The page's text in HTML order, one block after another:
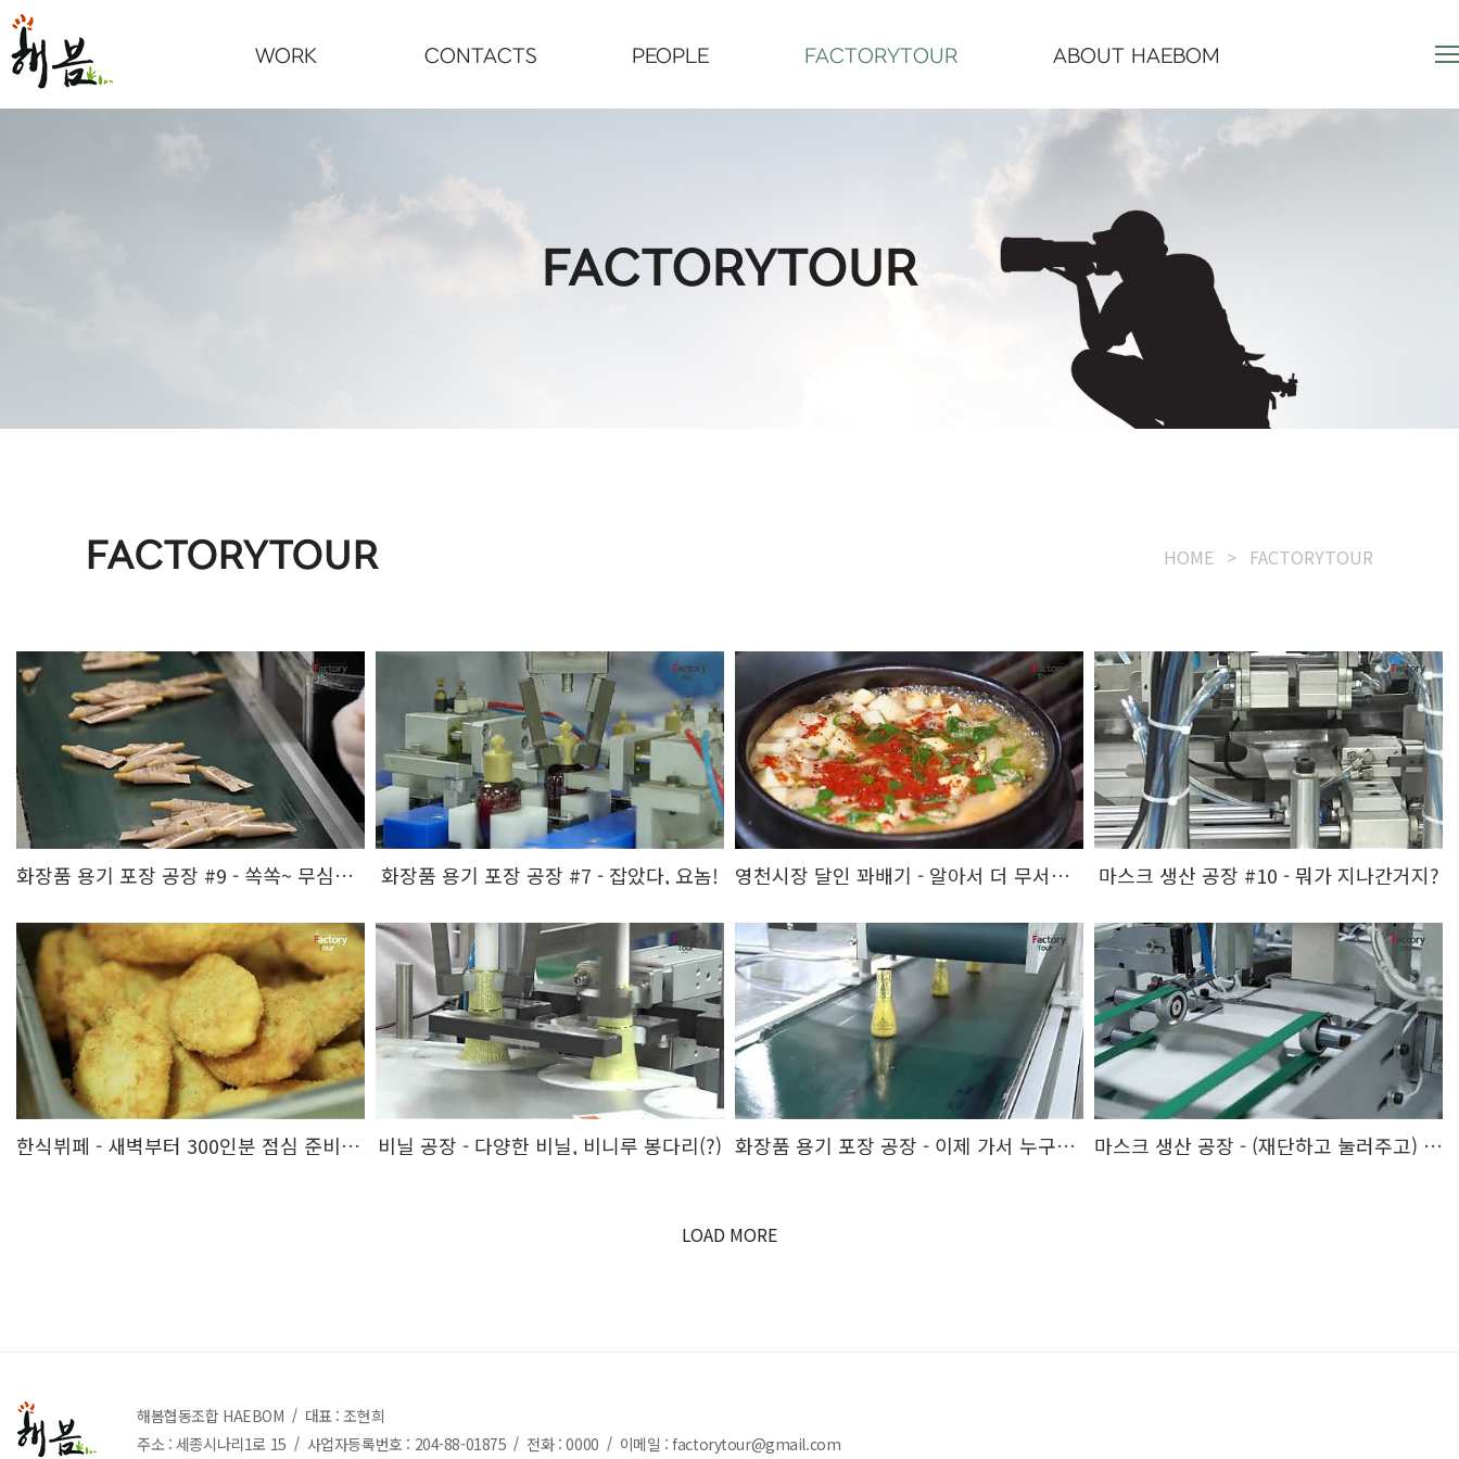
WORK CONTACTS PEOPLE FACTORYTOUR ABOUT HAEBOM
FACTORYTOUR
FACTORYTOUR HOME > FACTORYTOUR
화장품 용기 포장 공장 #9 - 쏙쏙~ 무심한듯 불량 솎아내는 중 ^^ 화장품 용기 포장 공장 #7 - 잡았다, 요놈! 영천시장 달인 꽈배기 - 알아서 더 무서운 맛.. 마스크 생산 공장 #10 - 뭐가 지나간거지?
한식뷔페 - 새벽부터 300인분 점심 준비 과정.. 츄룹~ 비닐 공장 - 다양한 비닐, 비니루 봉다리(?) 화장품 용기 포장 공장 - 이제 가서 누구누구 예뻐지게 해주라고.. ^^ 마스크 생산 공장 - (재단하고 눌러주고) 최종 검수 앞으로~
LOAD MORE
해봄협동조합 HAEBOM
대표 : 조현희
주소 : 세종시나리1로 15
사업자등록번호 : 204-88-01875 전화 : 0000 이메일 : factorytour@gmail.com